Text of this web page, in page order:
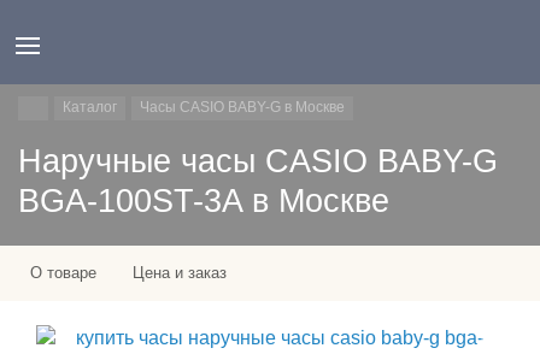
Каталог Часы CASIO BABY-G в Москве
Наручные часы CASIO BABY-G
BGA-100ST-3A в Москве
О товаре Цена и заказ